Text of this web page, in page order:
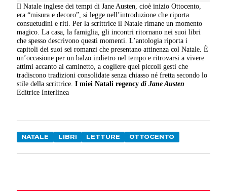
Il Natale inglese dei tempi di Jane Austen, cioè inizio Ottocento,
era “misura e decoro”, si legge nell’introduzione che riporta
consuetudini e riti. Per la scrittrice il Natale rimane un momento
magico. La casa, la famiglia, gli incontri ritornano nei suoi libri
che spesso descrivono questi momenti. L’antologia riporta i
capitoli dei suoi sei romanzi che presentano attinenza col Natale. È
un’occasione per un balzo indietro nel tempo e ritrovarsi a vivere
attimi accanto al caminetto, a cogliere quei piccoli gesti che
tradiscono tradizioni consolidate senza chiasso né fretta secondo lo
stile della scrittrice.I miei Natali regency di Jane Austen
Editrice Interlinea
NATALE LIBRI LETTURE OTTOCENTO